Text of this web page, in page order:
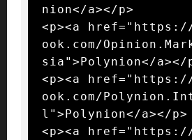
nion</a></p>
<p><a href="https://
ook.com/
sia">Polynion</a></
<p><a href="https://
ook.com/
l">Polynion</a></p>
<p><a href="https://